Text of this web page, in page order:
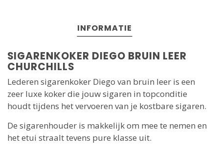
INFORMATIE
SIGARENKOKER DIEGO BRUIN LEER
CHURCHILLS
Lederen sigarenkoker Diego van bruin leer is een
zeer luxe koker die jouw sigaren in topconditie
houdt tijdens het vervoeren van je kostbare sigaren.
De sigarenhouder is makkelijk om mee te nemen en
het etui straalt tevens pure klasse uit.